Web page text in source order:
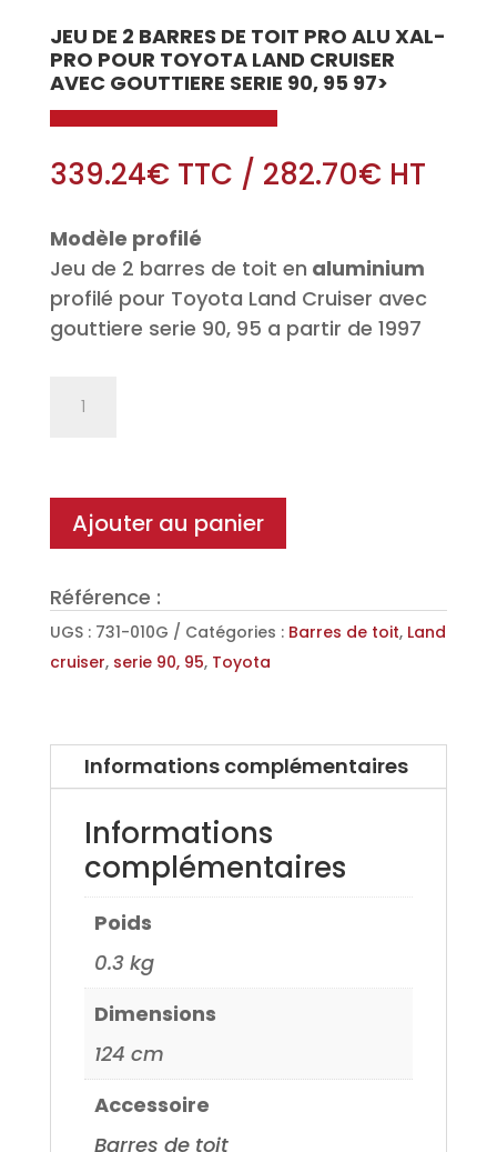
JEU DE 2 BARRES DE TOIT PRO ALU XAL-
PRO POUR TOYOTA LAND CRUISER
AVEC GOUTTIERE SERIE 90, 95 97>
339.24€TTC / 282.70€HT
Modèle profilé
Jeu de 2 barres de toit en aluminium
profilé pour Toyota Land Cruiser avec
gouttiere serie 90, 95 a partir de 1997
barres
toit
Pro
Alu
pour
Toyota
Cruiser
avec
gouttiere
serie
Ajouter au panier
Référence :
UGS : 731-010G Catégories : Barres de toit, Land
cruiser, serie 90, 95, Toyota
Informations complémentaires
Informations
complémentaires
Poids
0.3 kg
Dimensions
124 cm
Accessoire
Barres de toit